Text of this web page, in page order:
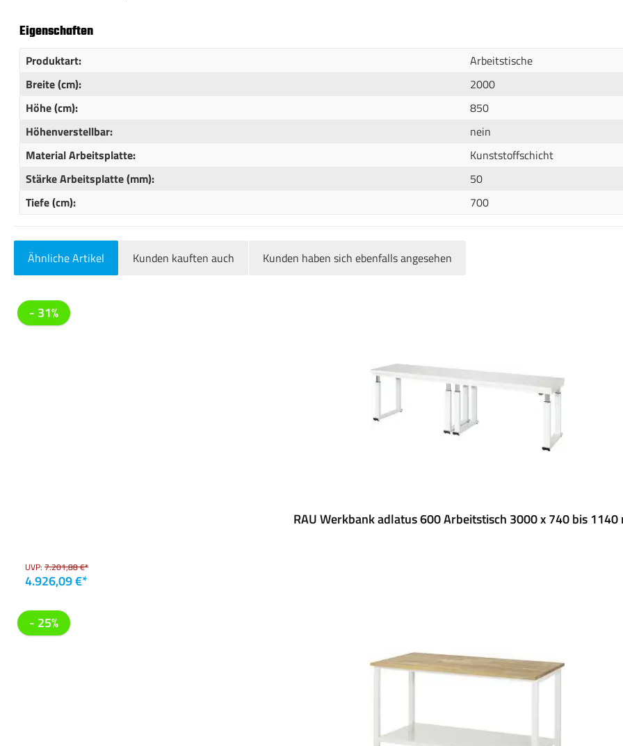
Eigenschaften
Produktart:
Arbeitstische
Breite (cm):
2000
Höhe (cm):
850
Höhenverstellbar:
nein
Material Arbeitsplatte:
Kunststoffschicht
Stärke Arbeitsplatte (mm):
50
Tiefe (cm):
700
Ähnliche Artikel Kunden kauften auch Kunden haben sich ebenfalls angesehen
Produktgalerie überspringen
- 31%
RAU Werkbank adlatus 600 Arbeitstisch 3000 x 740 bis 1140
UVP: 7.201,88 €*
4.926,09 €*
- 25%